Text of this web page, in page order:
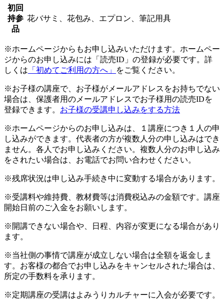
初回
持参
品
花バサミ、花包み、エプロン、筆記用具
※ホームページからもお申し込みいただけます。ホームペー
ジからのお申し込みには「読売ID」の登録が必要です。詳
しくは 「初めてご利用の方へ」 をご覧ください。
※お子様の講座で、お子様がメールアドレスをお持ちでない
場合は、保護者用のメールアドレスでお子様用の読売IDを
登録できます。 お子様の受講申し込みをする方法
※ホームページからのお申し込みは、１講座につき１人の申
し込みができます。代表者の方が複数人分の申し込みはでき
ません。各人でお申し込みください。複数人分のお申し込み
をされたい場合は、お電話でお問い合わせください。
※残席状況は申し込み手続き中に変動する場合があります。
※受講料や維持費、教材費等は消費税込みの金額です。講座
開始日前のご入金をお願いします。
※開講できない場合や、日程、内容が変更になる場合があり
ます。
※当社側の事情で講座が成立しない場合は全額を返金しま
す。お客様の都合でお申し込みをキャンセルされた場合は、
所定の手数料を承ります。
※定期講座の受講はよみうりカルチャーに入会が必要です。